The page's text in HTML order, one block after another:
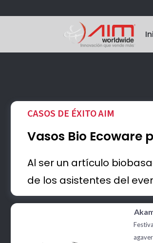
CASOS DE ÉXITO AIM
Vasos Bio Ecoware
Al ser un artículo
de los asistentes del